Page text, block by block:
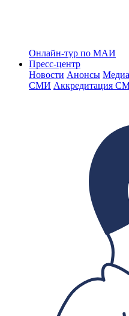
Онлайн-тур по МАИ
Пресс-центр
Новости Анонсы
СМИ Аккредитация